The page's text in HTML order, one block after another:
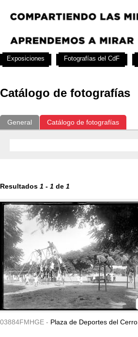
Catálogo de fotografías
General Catálogo de fotografías
Resultados 1 - 1 de 1
03884FMHGE - Plaza de Deportes del Cerro.
Exposiciones Fotografías del CdF